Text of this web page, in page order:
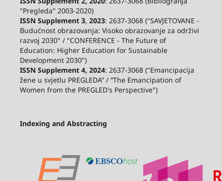
"Pregleda" 2003-2020)
ISSN Supplement 3, 2023: 2637-3068 ("SAVJETOVANE -
Budućnost obrazovanja: Visoko obrazovanje za održivi
razvoj 2030" / "CONFERENCE - The Future of
Education: Higher Education for Sustainable
Development 2030")
ISSN Supplement 4, 2024: 2637-3068 ("Emancipacija
žene u svjetlu PREGLEDA” / “The Emancipation of
Women from the PREGLED's Perspective")
Indexing and Abstracting